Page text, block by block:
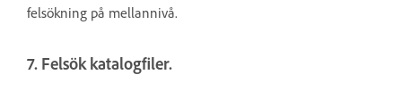
felsökning på mellannivå.
7. Felsök katalogfiler.